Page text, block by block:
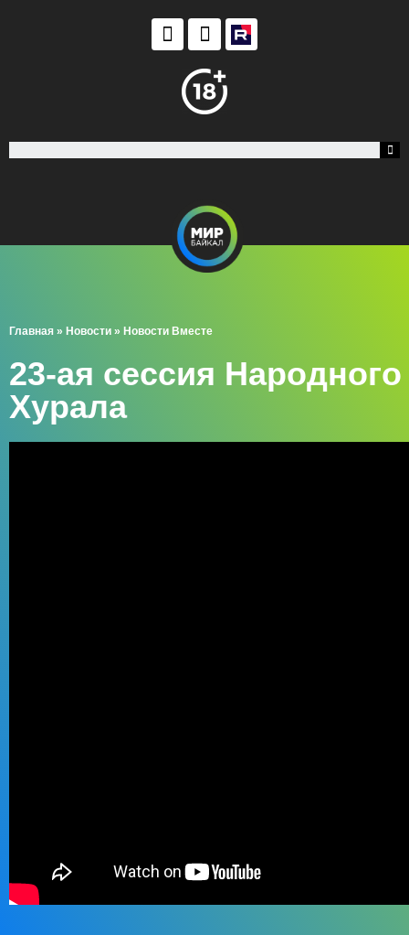
Главная » Новости » Новости Вместе
23-ая сессия Народного
Хурала